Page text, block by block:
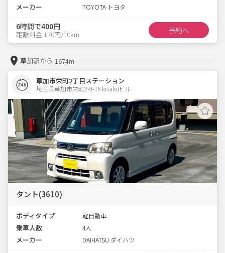
メーカー TOYOTA トヨタ
6時間で400円
距離料金 170円/10km 予約へ
草加駅から 1674m
草加市栄町2丁目ステーション
埼玉県草加市栄町2-9-16 kisakuビル
タント(3610)
ボディタイプ 軽自動車
乗車人数 4人
メーカー DAIHATSU ダイハツ